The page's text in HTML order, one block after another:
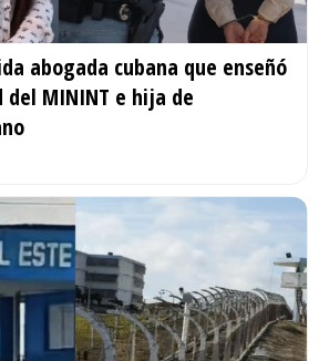
abogada cubana que enseñó
del MININT e hija de